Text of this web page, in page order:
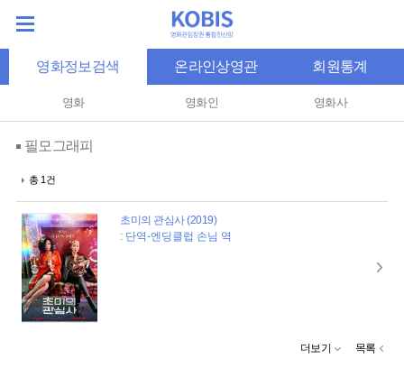
영화정보검색 온라인상영관 회원통계
영화 영화인 영화사
필모그래피
총 1건
초미의 관심사 (2019)
: 단역-엔딩클럽 손님 역
더보기 목록